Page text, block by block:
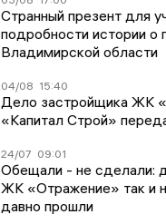
Странный презент для
подробности истории о
Владимирской области
04/08 15:40
Дело застройщика ЖК
«Капитал Строй»
24/07 09:01
Обещали - не сделали:
ЖК «Отражение» так и
давно прошли